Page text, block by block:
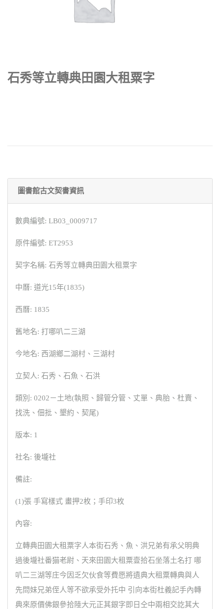
石秀等立轉典田園大租粟字
圖書館古文契書資訊
數典編號: LB03_0009717
原件編號: ET2953
契字名稱: 石秀等立轉典田園大租粟字
中曆: 道光15年(1835)
西曆: 1835
舊地名: 打哪叭二三湖
今地名: 西湖鄉二湖村、三湖村
立契人: 石秀、石魚、石洪
類別: 0202－土地(執照、歸管分管、丈單、典胎、杜賣、
找洗、佃批、墾約、契尾)
版本: 1
社名: 後壠社
備註:
(1)張 手寫樣式 畫押2枚；手印3枚
內容:
立轉典田園大租粟字人本街石秀、魚、洪兄弟有承父明典
過後壠社番猫老尉、天來田園大租粟壹拾石坐落土名打 哪
叭二三湖等庄今因乏欠伙食等費愿將遺典大租粟轉典與人
先問妹兄弟侄人等不欲承受外托中 引向本街杜義記手內轉
典來原價佛銀參拾陸大元正其銀字即日仝中兩相交訖其大